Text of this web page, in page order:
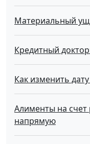
Материальный
Кредитный
Как изменить
Алименты на счет
напрямую